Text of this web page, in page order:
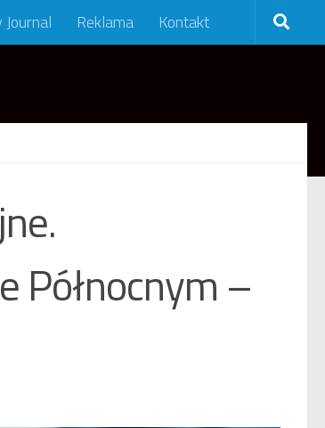
Reklama Kontakt
Północnym –